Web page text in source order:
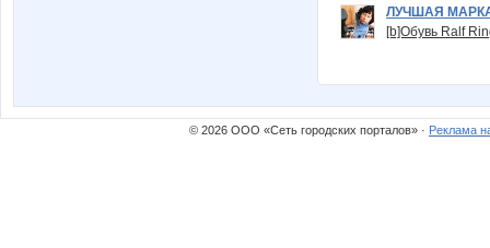
ЛУЧШАЯ
[b]Обувь Ralf
© 2026 ООО «Сеть городских порталов» · Реклама